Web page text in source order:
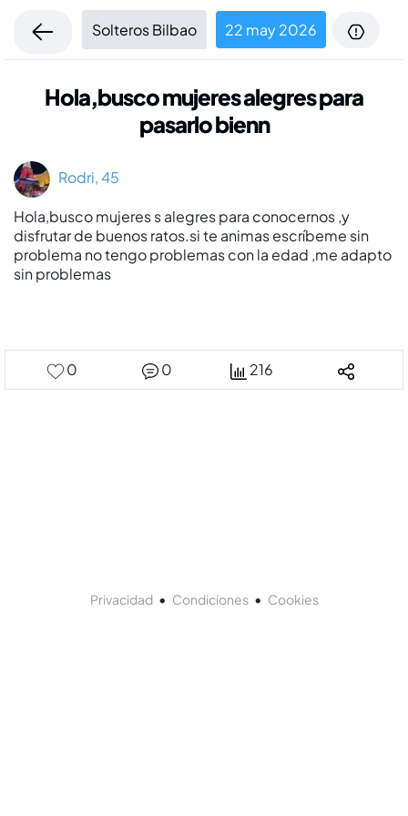
Solteros Bilbao 22 may 2026
Hola,busco mujeres alegres para
pasarlo bienn
Rodri, 45
Hola,busco mujeres s alegres para conocernos ,y
disfrutar de buenos ratos.si te animas escríbeme sin
problema no tengo problemas con la edad ,me adapto
sin problemas
0 0 216
Privacidad• Condiciones• Cookies